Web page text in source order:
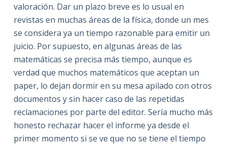
valoración. Dar un plazo breve es lo usual en
revistas en muchas áreas de la física, donde un mes
se considera ya un tiempo razonable para emitir un
juicio. Por supuesto, en algunas áreas de las
matemáticas se precisa más tiempo, aunque es
verdad que muchos matemáticos que aceptan un
paper, lo dejan dormir en su mesa apilado con otros
documentos y sin hacer caso de las repetidas
reclamaciones por parte del editor. Sería mucho más
honesto rechazar hacer el informe ya desde el
primer momento si se ve que no se tiene el tiempo